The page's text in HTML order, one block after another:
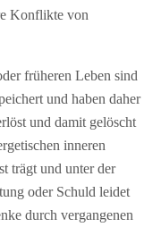
Konflikte von
früheren Leben sind
und haben daher
und damit gelöscht
inneren
trägt und unter der
oder Schuld leidet
durch vergangenen